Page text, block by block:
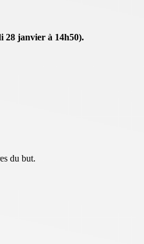
28 janvier à 14h50).
du but.